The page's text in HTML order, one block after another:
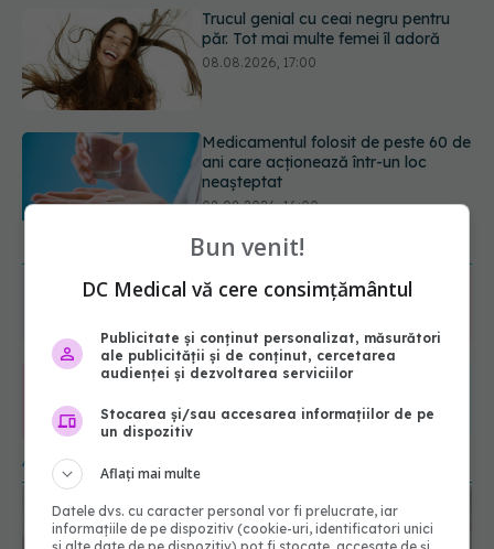
Medicamentul folosit de peste 60 de
ani care acționează într-un loc
neașteptat
Transpirații nocturne: semnul ignorat
care poate ascunde probleme
serioase de sănătate
08.08.2026, 20:00
URMĂREȘTE-NE ȘI PE:
ABONAȚI
365
URMĂRITORI
1401
URMĂRITORI
ARTICOLE SIMILARE
Bun venit!
DC Medical vă cere consimțământul
Publicitate și conținut personalizat, măsurători
ale publicității și de conținut, cercetarea
audienței și dezvoltarea serviciilor
Stocarea și/sau accesarea informațiilor de pe
un dispozitiv
Aflați mai multe
Datele dvs. cu caracter personal vor fi prelucrate, iar
informațiile de pe dispozitiv (cookie-uri, identificatori unici